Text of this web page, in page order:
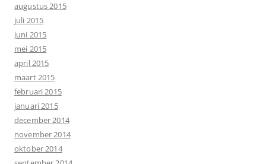
augustus 2015
juli 2015
juni 2015
mei 2015
april 2015
maart 2015
februari 2015
januari 2015
december 2014
november 2014
oktober 2014